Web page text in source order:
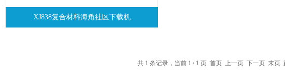
XJ838复合材料海角社区下载机
共 1 条记录，当前 1 / 1 页 首页 上一页 下一页 末页